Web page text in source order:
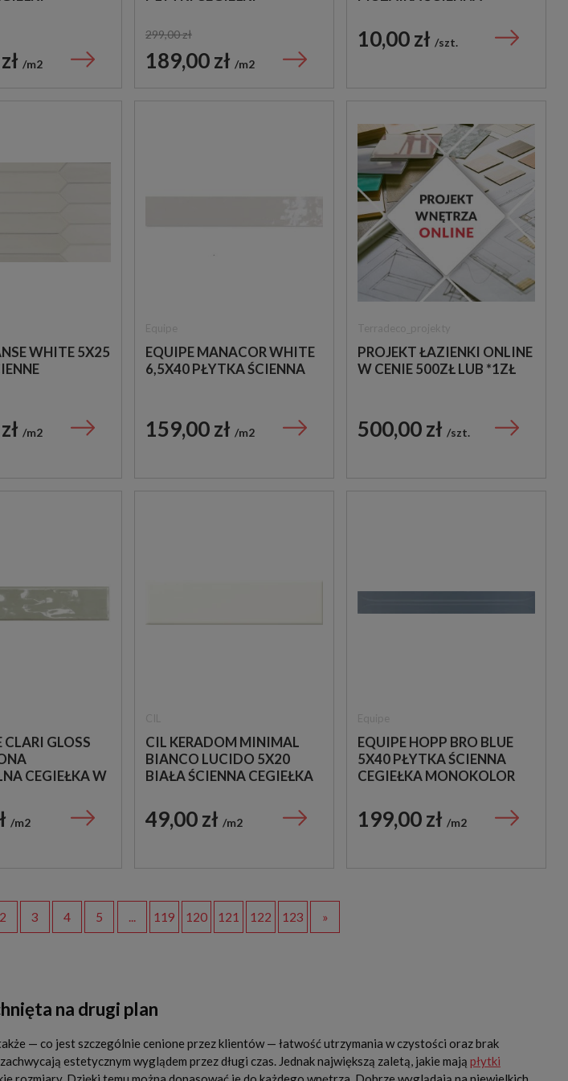
m2
299,00 zł
189,00 zł m2
10,00 zł szt.
WHITE 5X25
m2
EQUIPE MANACOR WHITE
6,5X40 PŁYTKA ŚCIENNA
159,00 zł m2
PROJEKT ŁAZIENKI ONLINE
W CENIE 500ZŁ LUB *1ZŁ
500,00 zł szt.
CLARI GLOSS
CEGIEŁKA W
m2
CIL KERADOM MINIMAL
BIANCO LUCIDO 5X20
BIAŁA ŚCIENNA CEGIEŁKA
49,00 zł m2
EQUIPE HOPP BRO BLUE
5X40 PŁYTKA ŚCIENNA
CEGIEŁKA MONOKOLOR
199,00 zł m2
2 3 4 5 ... 119 120 121 122 123 »
na drugi plan
— co jest szczególnie cenione przez klientów — łatwość utrzymania w czystości oraz brak
estetycznym wyglądem przez długi czas. Jednak największą zaletą, jakie mają płytki